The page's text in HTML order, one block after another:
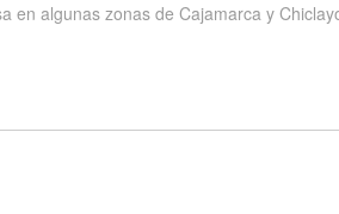
en algunas zonas de Cajamarca y